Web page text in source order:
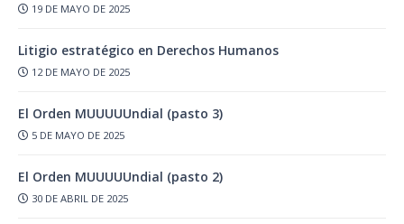
19 DE MAYO DE 2025
Litigio estratégico en Derechos Humanos
12 DE MAYO DE 2025
El Orden MUUUUUndial (pasto 3)
5 DE MAYO DE 2025
El Orden MUUUUUndial (pasto 2)
30 DE ABRIL DE 2025